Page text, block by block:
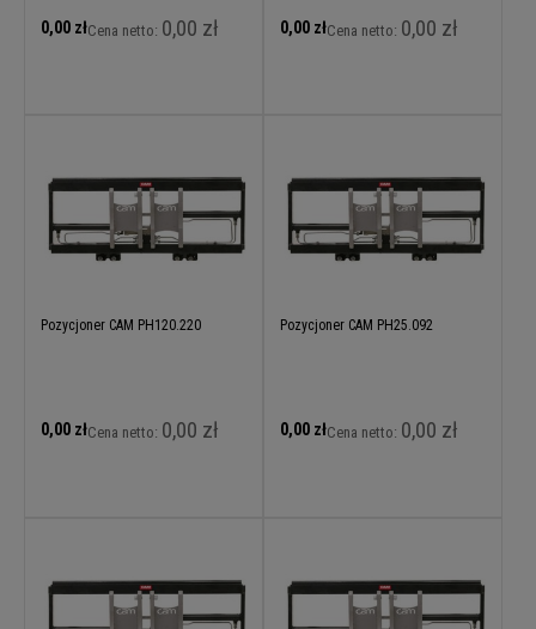
0,00 złCena netto: 0,00 zł 0,00 złCena netto: 0,00 zł
Pozycjoner CAM PH120.220
0,00 złCena netto: 0,00 zł
Pozycjoner CAM PH25.092
0,00 złCena netto: 0,00 zł